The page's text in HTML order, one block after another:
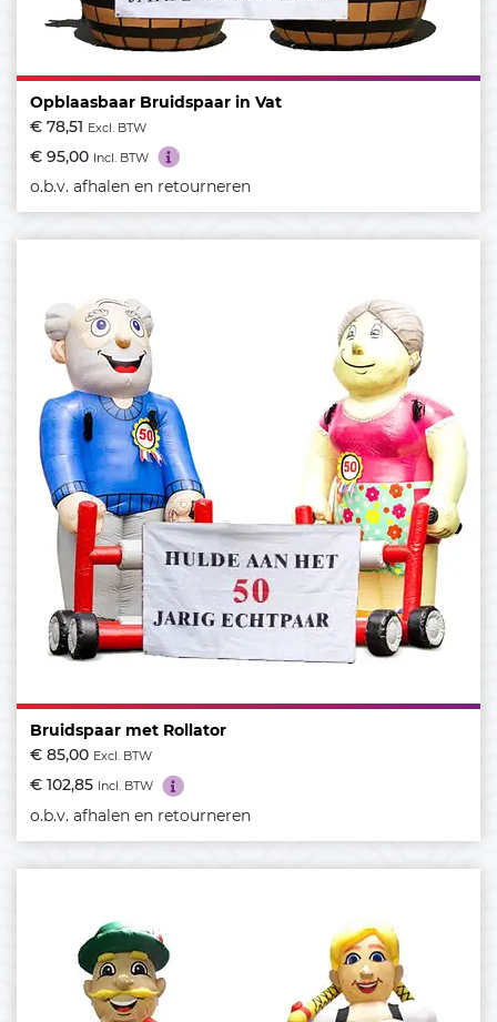
Opblaasbaar Bruidspaar in Vat
€ 78,51 Excl. BTW
€ 95,00 Incl. BTW
o.b.v. afhalen en retourneren
Bruidspaar met Rollator
€ 85,00 Excl. BTW
€ 102,85 Incl. BTW
o.b.v. afhalen en retourneren